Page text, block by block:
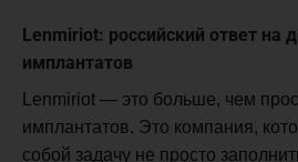
Lenmiriot: российский ответ на
имплантатов
Lenmiriot — это больше, чем
имплантатов. Это компания,
собой задачу не просто